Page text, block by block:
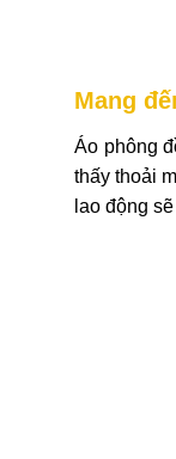
Mang
Áo phông
thấy thoải
lao động